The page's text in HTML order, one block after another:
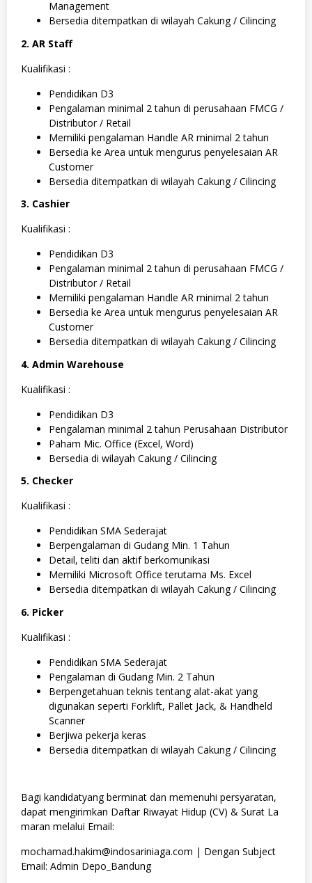
Management
Bersedia ditempatkan di wilayah Cakung / Cilincing
2. AR Staff
Kualifikasi :
Pendidikan D3
Pengalaman minimal 2 tahun di perusahaan FMCG /
Distributor / Retail
Memiliki pengalaman Handle AR minimal 2 tahun
Bersedia ke Area untuk mengurus penyelesaian AR
Customer
Bersedia ditempatkan di wilayah Cakung / Cilincing
3. Cashier
Kualifikasi :
Pendidikan D3
Pengalaman minimal 2 tahun di perusahaan FMCG /
Distributor / Retail
Memiliki pengalaman Handle AR minimal 2 tahun
Bersedia ke Area untuk mengurus penyelesaian AR
Customer
Bersedia ditempatkan di wilayah Cakung / Cilincing
4. Admin Warehouse
Kualifikasi :
Pendidikan D3
Pengalaman minimal 2 tahun Perusahaan Distributor
Paham Mic. Office (Excel, Word)
Bersedia di wilayah Cakung / Cilincing
5. Checker
Kualifikasi :
Pendidikan SMA Sederajat
Berpengalaman di Gudang Min. 1 Tahun
Detail, teliti dan aktif berkomunikasi
Memiliki Microsoft Office terutama Ms. Excel
Bersedia ditempatkan di wilayah Cakung / Cilincing
6. Picker
Kualifikasi :
Pendidikan SMA Sederajat
Pengalaman di Gudang Min. 2 Tahun
Berpengetahuan teknis tentang alat-akat yang
digunakan seperti Forklift, Pallet Jack, & Handheld
Scanner
Berjiwa pekerja keras
Bersedia ditempatkan di wilayah Cakung / Cilincing
Bagi kandidatyang berminat dan memenuhi persyaratan,
dapat mengirimkan Daftar Riwayat Hidup (CV) & Surat La
maran melalui Email:
mochamad.hakim@indosariniaga.com | Dengan Subject
Email: Admin Depo_Bandung